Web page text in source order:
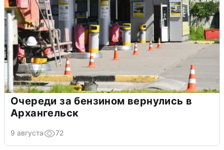
Очереди за бензином вернулись в
Архангельск
9 августа 72